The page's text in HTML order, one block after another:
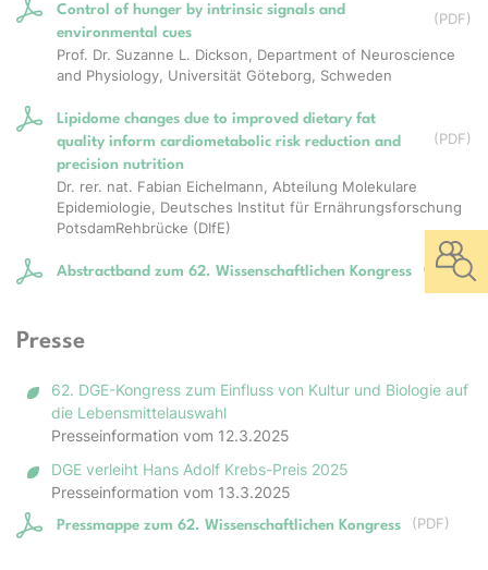
Control of hunger by intrinsic signals and
environmental cues
(PDF)
Prof. Dr. Suzanne L. Dickson, Department of Neuroscience
and Physiology, Universität Göteborg, Schweden
Lipidome changes due to improved dietary fat
quality inform cardiometabolic risk reduction and
precision nutrition
(PDF)
Dr. rer. nat. Fabian Eichelmann, Abteilung Molekulare
Epidemiologie, Deutsches Institut für Ernährungsforschung
Potsdam­Rehbrücke (DIfE)
Abstractband zum 62. Wissenschaftlichen Kongress ( PDF)
Presse
62. DGE-Kongress zum Einfluss von Kultur und Biologie auf
die Lebensmittelauswahl
Presseinformation vom 12.3.2025
DGE verleiht Hans Adolf Krebs-Preis 2025
Presseinformation vom 13.3.2025
Pressmappe zum 62. Wissenschaftlichen Kongress (PDF)